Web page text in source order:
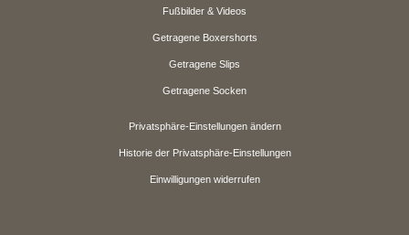
Fußbilder & Videos
Getragene Boxershorts
Getragene Slips
Getragene Socken
Privatsphäre-Einstellungen ändern
Historie der Privatsphäre-Einstellungen
Einwilligungen widerrufen